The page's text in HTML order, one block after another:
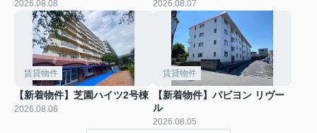
2026.08.08 2026.08.07
賃貸物件
【新着物件】芝園ハイツ2号棟
2026.08.06
賃貸物件
【新着物件】パビヨン リヴー
ル
2026.08.05